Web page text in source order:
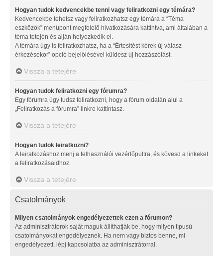
Hogyan tudok kedvencekbe tenni vagy feliratkozni egy témára?
Kedvencekbe tehetsz vagy feliratkozhatsz egy témára a “Téma
eszközök” menüpont megfelelő hivatkozására kattintva, ami általában a
téma tetején és alján helyezkedik el.
A témára úgy is feliratkozhatsz, ha a “Értesítést kérek új válasz
érkezésekor” opció bejelölésével küldesz új hozzászólást.
Vissza a tetejére
Hogyan tudok feliratkozni egy fórumra?
Egy fórumra úgy tudsz feliratkozni, hogy a fórum oldalán alul a
„Feliratkozás a fórumra” linkre kattintasz.
Vissza a tetejére
Hogyan tudok leiratkozni?
A leiratkozáshoz menj a felhasználói vezérlőpultra, és kövesd a linkeket
a feliratkozásaidhoz.
Vissza a tetejére
Csatolmányok
Milyen csatolmányok engedélyezettek ezen a fórumon?
Az adminisztrátorok saját maguk állíthatják be, hogy milyen típusú
csatolmányokat engedélyeznek. Ha nem vagy biztos benne, mi
engedélyezett, lépj kapcsolatba az adminisztrátorral.